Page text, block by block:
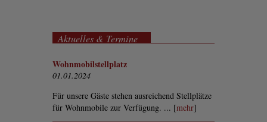
Aktuelles & Termine
Wohnmobilstellplatz
01.01.2024
Für unsere Gäste stehen ausreichend Stellplätze
für Wohnmobile zur Verfügung. ... [mehr]